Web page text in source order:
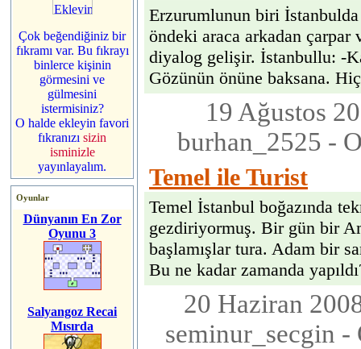
Çok beğendiğiniz bir
fıkramı var. Bu fıkrayı
binlerce kişinin
görmesini ve
gülmesini
istermisiniz?
O halde ekleyin favori
fıkranızı sizin
isminizle
yayınlayalım.
Oyunlar
Dünyanın En Zor
Oyunu 3
Salyangoz Recai
Mısırda
Erzurumlunun biri
öndeki araca arkadan çarpar
diyalog gelişir. İstanbullu: -
Gözünün önüne baksana.
19 Ağustos
burhan_2525 -
Temel ile Turist
Temel İstanbul boğazında
gezdiriyormuş. Bir gün bir
başlamışlar tura. Adam bir
Bu ne kadar zamanda
20 Haziran
seminur_secgin